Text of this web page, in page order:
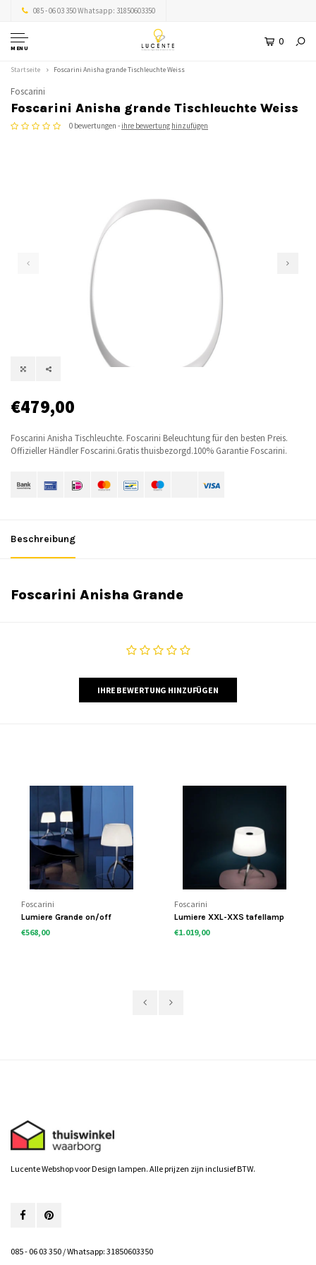
085 - 06 03 350 Whatsapp: 31850603350
MENU
0
Startseite Foscarini Anisha grande Tischleuchte Weiss
Foscarini
Foscarini Anisha grande Tischleuchte Weiss
0 bewertungen - ihre bewertung hinzufügen
€479,00
Foscarini Anisha Tischleuchte. Foscarini Beleuchtung für den besten Preis.
Offizieller Händler Foscarini.Gratis thuisbezorgd.100% Garantie Foscarini.
Beschreibung
Foscarini Anisha Grande
IHRE BEWERTUNG HINZUFÜGEN
Foscarini
Lumiere Grande on/off
€568,00
Foscarini
Lumiere XXL-XXS tafellamp
€1.019,00
Lucente Webshop voor Design lampen. Alle prijzen zijn inclusief BTW.
085 - 06 03 350 / Whatsapp: 31850603350